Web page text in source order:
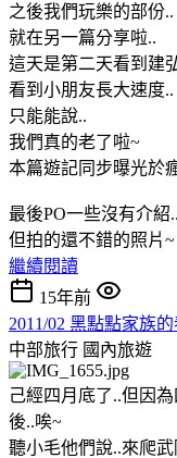
之後我們玩樂的部份..
就在另一篇分享啦..
這天是第二天看到建
看到小朋友長大速度..
只能能說..
我們真的老了啦~
本篇遊記同步曝光於
最後PO一些沒有介紹..
但拍的還不錯的照片~
繼續閱讀
15年前
2011/02 黑點點家族
中部旅行 國內旅遊
己經四月底了..但因
後..唉~
聽小毛他們說..來爬